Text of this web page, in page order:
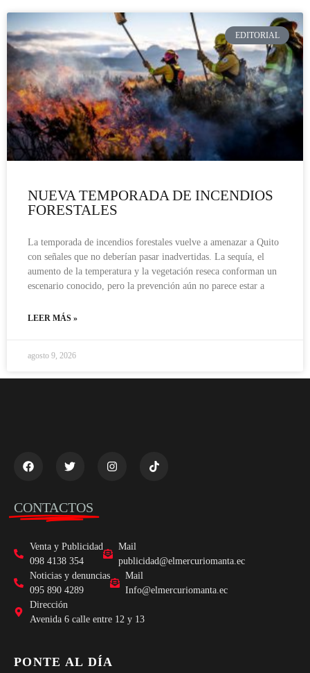
EDITORIAL
NUEVA TEMPORADA DE INCENDIOS
FORESTALES
La temporada de incendios forestales vuelve a amenazar a Quito
con señales que no deberían pasar inadvertidas. La sequía, el
aumento de la temperatura y la vegetación reseca conforman un
escenario conocido, pero la prevención aún no parece estar a
LEER MÁS »
agosto 9, 2026
CONTACTOS
Venta y Publicidad
098 4138 354
Mail
publicidad@elmercuriomanta.ec
Noticias y denuncias
095 890 4289
Mail
Info@elmercuriomanta.ec
Dirección
Avenida 6 calle entre 12 y 13
PONTE AL DÍA